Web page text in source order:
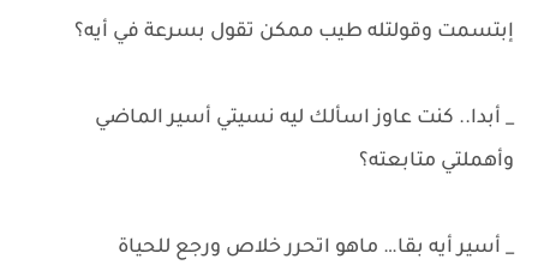
إبتسمت وقولتله طيب ممكن تقول بسرعة في أيه؟
_ أبدا.. كنت عاوز اسألك ليه نسيتي أسير الماضي
وأهملتي متابعته؟
_ أسير أيه بقا… ماهو اتحرر خلاص ورجع للحياة